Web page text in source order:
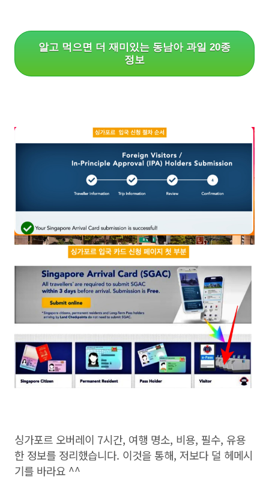
알고 먹으면 더 재미있는 동남아 과일 20종
정보
싱가포르 오버레이 7시간, 여행 명소, 비용, 필수, 유용
한 정보를 정리했습니다. 이것을 통해, 저보다 덜 헤메시
기를 바라요 ^^